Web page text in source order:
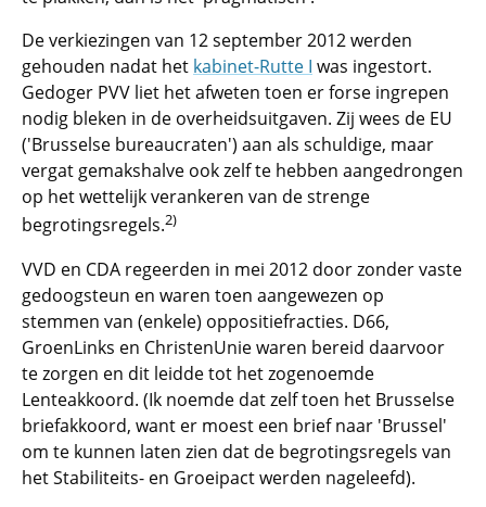
De verkiezingen van 12 september 2012 werden
gehouden nadat het kabinet-Rutte I was ingestort.
Gedoger PVV liet het afweten toen er forse ingrepen
nodig bleken in de overheidsuitgaven. Zij wees de EU
('Brusselse bureaucraten') aan als schuldige, maar
vergat gemakshalve ook zelf te hebben aangedrongen
op het wettelijk verankeren van de strenge
begrotingsregels.2)
VVD en CDA regeerden in mei 2012 door zonder vaste
gedoogsteun en waren toen aangewezen op
stemmen van (enkele) oppositiefracties. D66,
GroenLinks en ChristenUnie waren bereid daarvoor
te zorgen en dit leidde tot het zogenoemde
Lenteakkoord. (Ik noemde dat zelf toen het Brusselse
briefakkoord, want er moest een brief naar 'Brussel'
om te kunnen laten zien dat de begrotingsregels van
het Stabiliteits- en Groeipact werden nageleefd).